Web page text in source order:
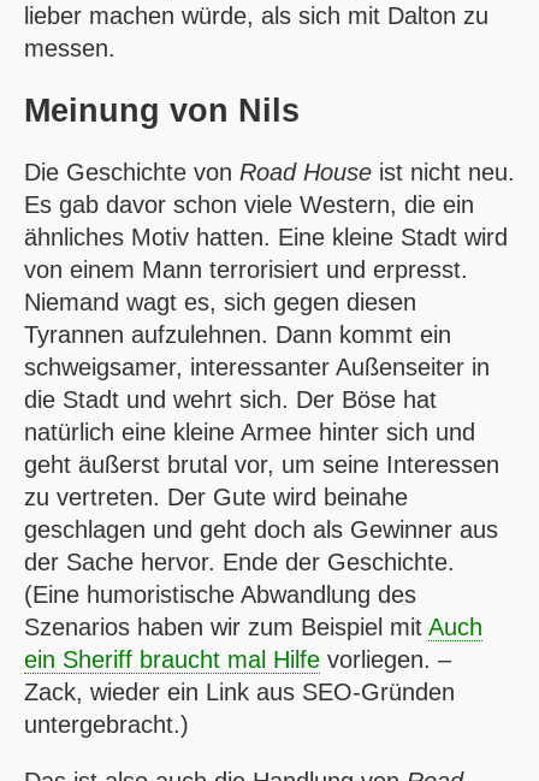
lieber machen würde, als sich mit Dalton zu
messen.
Meinung von Nils
Die Geschichte von Road House ist nicht neu.
Es gab davor schon viele Western, die ein
ähnliches Motiv hatten. Eine kleine Stadt wird
von einem Mann terrorisiert und erpresst.
Niemand wagt es, sich gegen diesen
Tyrannen aufzulehnen. Dann kommt ein
schweigsamer, interessanter Außenseiter in
die Stadt und wehrt sich. Der Böse hat
natürlich eine kleine Armee hinter sich und
geht äußerst brutal vor, um seine Interessen
zu vertreten. Der Gute wird beinahe
geschlagen und geht doch als Gewinner aus
der Sache hervor. Ende der Geschichte.
(Eine humoristische Abwandlung des
Szenarios haben wir zum Beispiel mit Auch
ein Sheriff braucht mal Hilfe vorliegen. –
Zack, wieder ein Link aus SEO-Gründen
untergebracht.)